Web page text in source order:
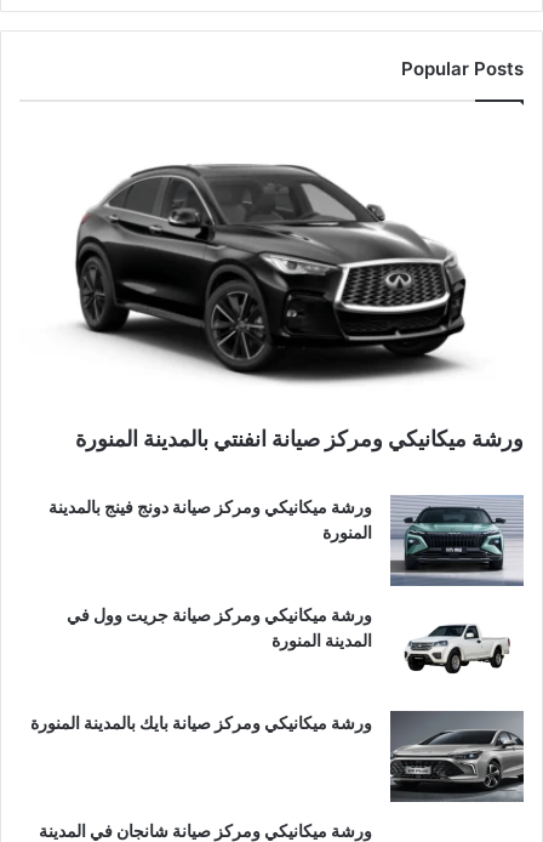
Popular Posts
ورشة ميكانيكي ومركز صيانة انفنتي بالمدينة المنورة
ورشة ميكانيكي ومركز صيانة دونج فينج بالمدينة
المنورة
ورشة ميكانيكي ومركز صيانة جريت وول في
المدينة المنورة
ورشة ميكانيكي ومركز صيانة بايك بالمدينة المنورة
ورشة ميكانيكي ومركز صيانة شانجان في المدينة